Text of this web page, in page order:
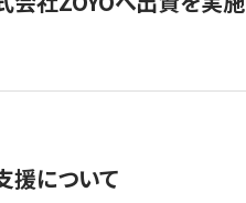
援について